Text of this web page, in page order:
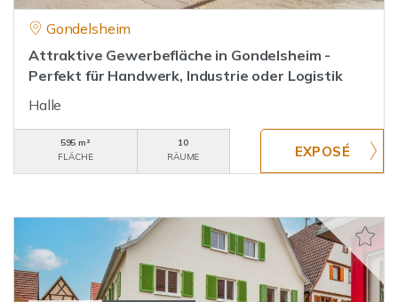
Gondelsheim
Attraktive Gewerbefläche in Gondelsheim -
Perfekt für Handwerk, Industrie oder Logistik
Halle
595 m²
FLÄCHE
10
RÄUME